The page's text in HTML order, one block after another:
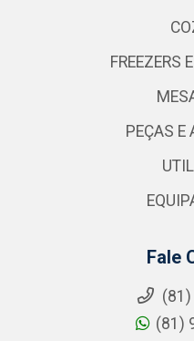
FREEZERS
PEÇAS E
Fale
(81)